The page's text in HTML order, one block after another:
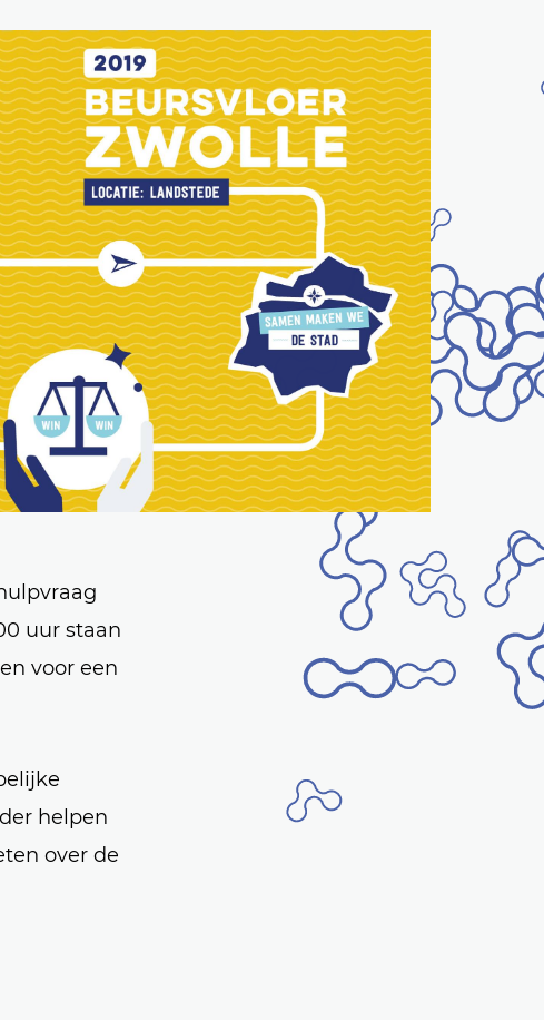
uur staan
voor een
helpen
over de